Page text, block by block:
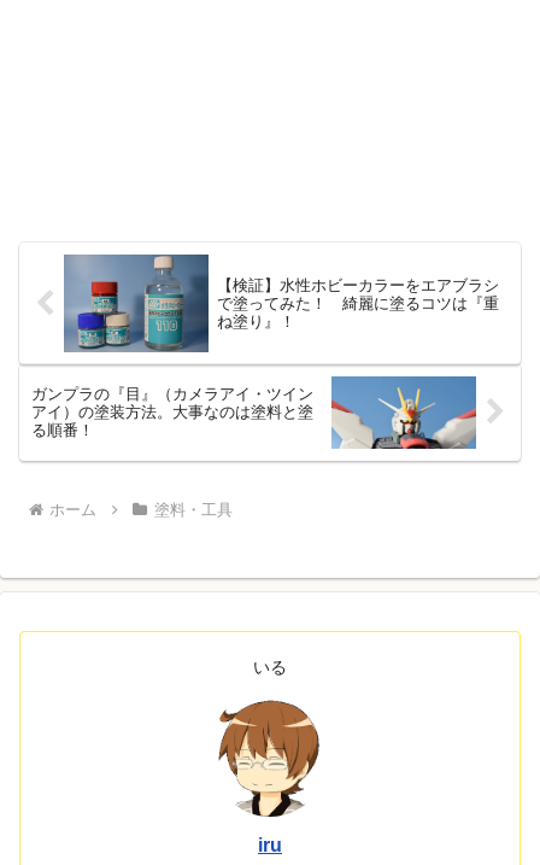
【検証】水性ホビーカラーをエアブラシ
で塗ってみた！ 綺麗に塗るコツは『重
ね塗り』！
ガンプラの『目』（カメラアイ・ツイン
アイ）の塗装方法。大事なのは塗料と塗
る順番！
ホーム 塗料・工具
いる
iru